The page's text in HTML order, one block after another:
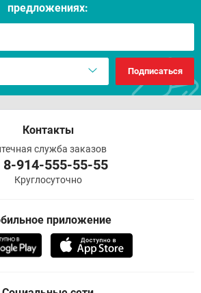
предложениях:
Подписаться
Контакты
служба заказов
8-914-555-55-55
Круглосуточно
приложение